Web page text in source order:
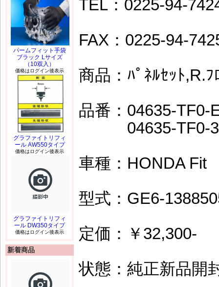
TEL：0225-94-
FAX：0225-94-
商品：ﾊﾟﾈﾙｾｯﾄ,R.ﾌ
品番：04635-TF0-
04635-TF0-
車種：HONDA Fit
型式：GE6-
定価：￥32,300-
状態：純正新品開
パームフィット手袋
ブラック Lサイズ
（10双入）
価格はログイン後表示
グラファイトリフィ
ール AW550タイプ
価格はログイン後表示
グラファイトリフィ
ール DW350タイプ
価格はログイン後表示
新着商品